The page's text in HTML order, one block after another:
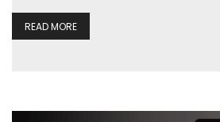
READ MORE